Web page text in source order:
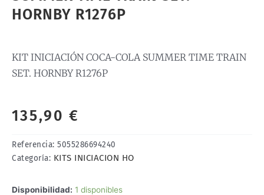
HORNBY R1276P
KIT INICIACIÓN COCA-COLA SUMMER TIME TRAIN
SET. HORNBY R1276P
135,90 €
Referencia: 5055286694240
Categoría: KITS INICIACION HO
Disponibilidad: 1 disponibles
KIT